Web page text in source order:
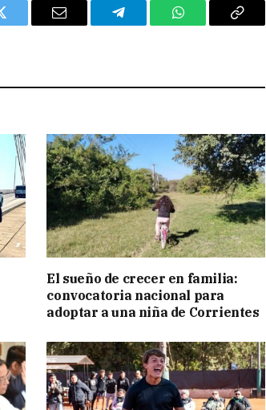
Email Telegram WhatsAppCopy
El sueño de crecer en familia:
convocatoria nacional para
adoptar a una niña de Corrientes